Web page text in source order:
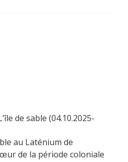
de sable (04.10.2025-
au Laténium de
de la période coloniale